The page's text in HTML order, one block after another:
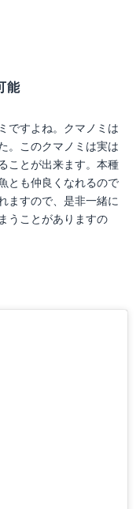
能
ですよね。クマノミは
。このクマノミは実は
ことが出来ます。本種
とも仲良くなれるので
ますので、是非一緒に
うことがありますの